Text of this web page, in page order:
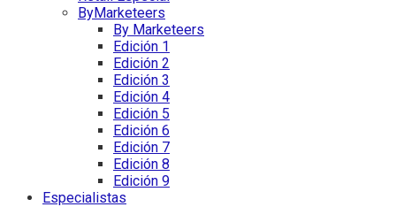
ByMarketeers
By Marketeers
Edición 1
Edición 2
Edición 3
Edición 4
Edición 5
Edición 6
Edición 7
Edición 8
Edición 9
Especialistas